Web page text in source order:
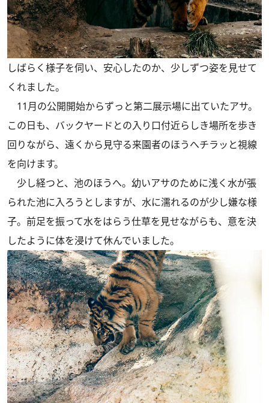
しばらく様子を伺い、安心したのか、少しずつ姿を見せて
くれました。
11月の公開開始からずっと第二展示場に出ていたアサ。
この日も、バックヤードとの入り口付近らしき場所を歩き
回りながら、遠くから見守る来園者のほうへチラッと視線
を向けます。
少し経つと、池のほうへ。幼いアサのために浅く水が張
られた池に入ろうとしますが、水に濡れるのが少し嫌な様
子。前足を振って水をはらう仕草を見せながらも、意を決
したように体を浸けて休んでいました。